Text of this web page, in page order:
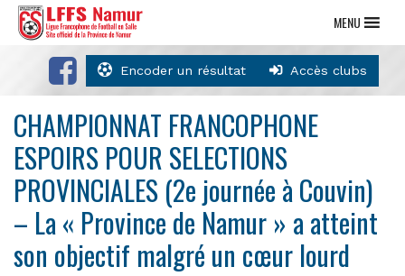
Encoder un résultat Accès clubs
MENU
CHAMPIONNAT FRANCOPHONE
ESPOIRS POUR SELECTIONS
PROVINCIALES (2e journée à Couvin)
– La « Province de Namur » a atteint
son objectif malgré un cœur lourd